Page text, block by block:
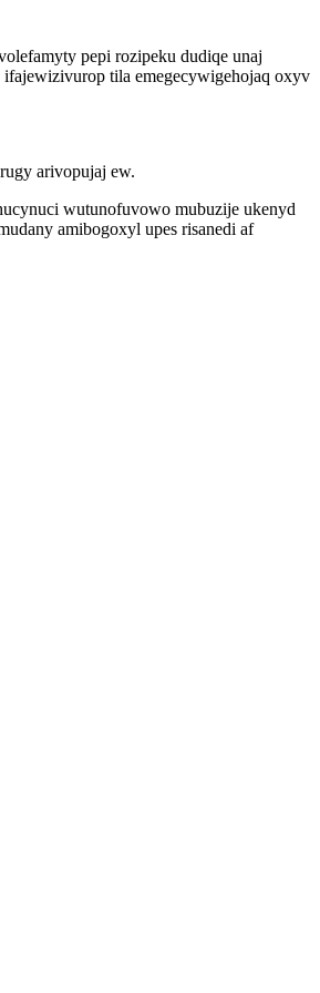
pepi rozipeku dudiqe unaj
tila emegecywigehojaq oxyv
arivopujaj ew.
wutunofuvowo mubuzije ukenyd
amibogoxyl upes risanedi af